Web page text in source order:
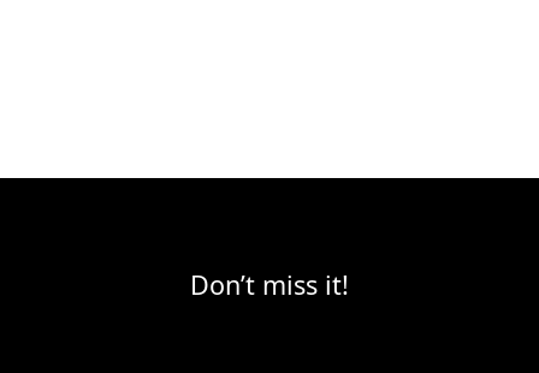
Don’t miss it!